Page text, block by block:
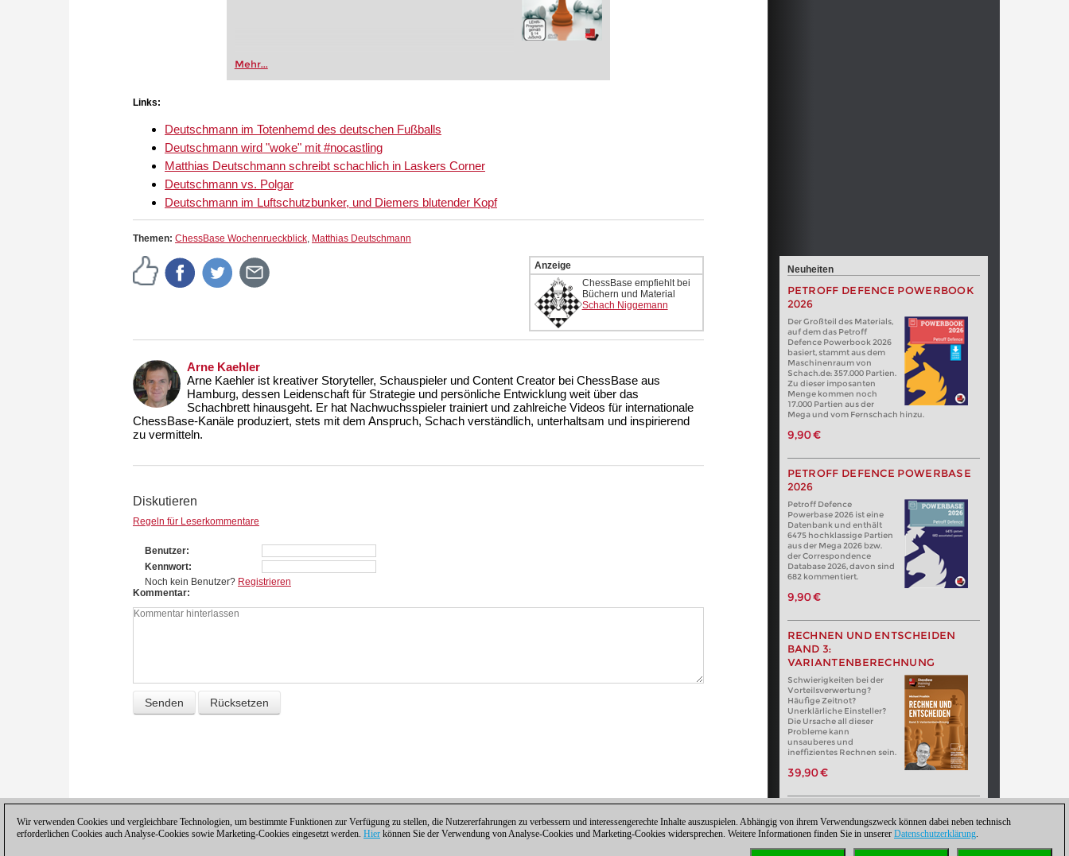
Mehr...
Links:
Deutschmann im Totenhemd des deutschen Fußballs
Deutschmann wird "woke" mit #nocastling
Matthias Deutschmann schreibt schachlich in Laskers Corner
Deutschmann vs. Polgar
Deutschmann im Luftschutzbunker, und Diemers blutender Kopf
Themen: ChessBase Wochenrueckblick, Matthias Deutschmann
Anzeige
ChessBase empfiehlt bei
Büchern und Material
Schach Niggemann
Arne Kaehler
Arne Kaehler ist kreativer Storyteller, Schauspieler und Content Creator bei ChessBase aus
Hamburg, dessen Leidenschaft für Strategie und persönliche Entwicklung weit über das
Schachbrett hinausgeht. Er hat Nachwuchsspieler trainiert und zahlreiche Videos für internationale
ChessBase-Kanäle produziert, stets mit dem Anspruch, Schach verständlich, unterhaltsam und inspirierend
zu vermitteln.
Diskutieren
Regeln für Leserkommentare
Benutzer
Kennwort
Noch kein Benutzer? Registrieren
Kommentar
Neuheiten
PETROFF DEFENCE POWERBOOK
2026
Der Großteil des Materials,
auf dem das Petroff
Defence Powerbook 2026
basiert, stammt aus dem
Maschinenraum von
Schach.de: 357.000 Partien.
Zu dieser imposanten
Menge kommen noch
17.000 Partien aus der
Mega und vom Fernschach hinzu.
9,90 €
PETROFF DEFENCE POWERBASE
2026
Petroff Defence
Powerbase 2026 ist eine
Datenbank und enthält
6475 hochklassige Partien
aus der Mega 2026 bzw.
der Correspondence
Database 2026, davon sind
682 kommentiert.
9,90 €
RECHNEN UND ENTSCHEIDEN
BAND 3:
VARIANTENBERECHNUNG
Schwierigkeiten bei der
Vorteilsverwertung?
Häufige Zeitnot?
Unerklärliche Einsteller?
Die Ursache all dieser
Probleme kann
unsauberes und
ineffizientes Rechnen sein.
39,90 €
Wir verwenden Cookies und vergleichbare Technologien, um bestimmte Funktionen zur Verfügung zu stellen, die Nutzererfahrungen zu verbessern und interessengerechte Inhalte auszuspielen. Abhängig von ihrem Verwendungszweck können dabei neben technisch
erforderlichen Cookies auch Analyse-Cookies sowie Marketing-Cookies eingesetzt werden. Hier können Sie der Verwendung von Analyse-Cookies und Marketing-Cookies widersprechen. Weitere Informationen finden Sie in unserer Datenschutzerklärung.